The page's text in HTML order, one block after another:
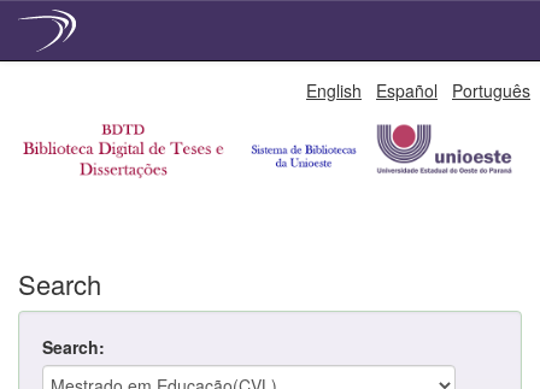
English Español Português
Search
Search: